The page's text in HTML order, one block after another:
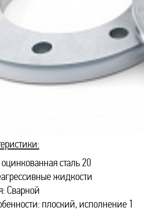
сталь 20
жидкости
Сварной
плоский, исполнение 1